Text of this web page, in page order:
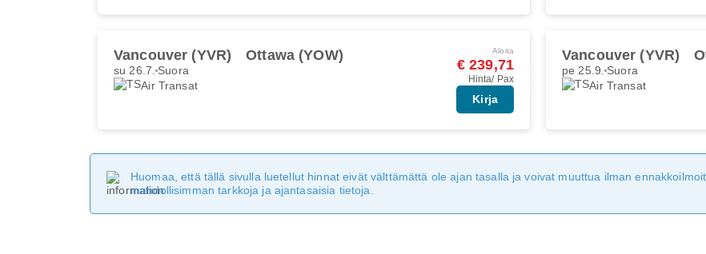
Vancouver (YVR) Ottawa (YOW)
su 26.7. Suora
Air Transat
Aloita
€ 239,71
Hinta/ Pax
Kirja
Vancouver (YVR)
pe 25.9. Suora
Air Transat
Huomaa, että tällä sivulla luetellut hinnat eivät välttämättä ole ajan tasalla ja voivat muuttua ilman
mahdollisimman tarkkoja ja ajantasaisia tietoja.